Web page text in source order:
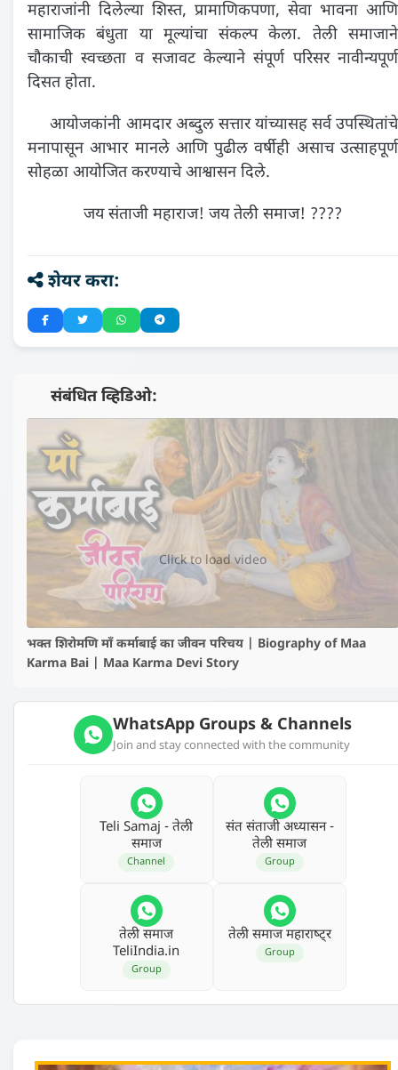
महाराजांनी दिलेल्या शिस्त, प्रामाणिकपणा, सेवा भावना आणि
सामाजिक बंधुता या मूल्यांचा संकल्प केला. तेली समाजाने
चौकाची स्वच्छता व सजावट केल्याने संपूर्ण परिसर नावीन्यपूर्ण
दिसत होता.
आयोजकांनी आमदार अब्दुल सत्तार यांच्यासह सर्व उपस्थितांचे
मनापासून आभार मानले आणि पुढील वर्षीही असाच उत्साहपूर्ण
सोहळा आयोजित करण्याचे आश्वासन दिले.
जय संताजी महाराज! जय तेली समाज! ????
शेयर करा:
📺 संबंधित व्हिडिओ:
▶️
Click to load video
भक्त शिरोमणि माँ कर्माबाई का जीवन परिचय | Biography of Maa
Karma Bai | Maa Karma Devi Story
WhatsApp Groups & Channels
Join and stay connected with the community
Teli Samaj - तेली
समाज
Channel
संत संताजी अध्‍यासन -
तेली समाज
Group
तेली समाज
TeliIndia.in
Group
तेली समाज महाराष्‍ट्र
Group